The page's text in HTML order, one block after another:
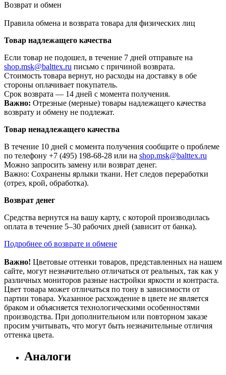
Возврат и обмен
Правила обмена и возврата товара для физических лиц
Товар надлежащего качества
Если товар не подошел, в течение 7 дней отправьте на
shop.msk@balttex.ru письмо с причиной возврата.
Стоимость товара вернут, но расходы на доставку в обе
стороны оплачивает покупатель.
Срок возврата — 14 дней с момента получения.
Важно: Отрезные (мерные) товары надлежащего качества
возврату и обмену не подлежат.
Товар ненадлежащего качества
В течение 10 дней с момента получения сообщите о проблеме
по телефону +7 (495) 198-68-28 или на shop.msk@balttex.ru
Можно запросить замену или возврат денег.
Важно: Сохранены ярлыки ткани. Нет следов переработки
(отрез, крой, обработка).
Возврат денег
Средства вернутся на вашу карту, с которой производилась
оплата в течение 5–30 рабочих дней (зависит от банка).
Подробнее об возврате и обмене
Важно! Цветовые оттенки товаров, представленных на нашем
сайте, могут незначительно отличаться от реальных, так как у
различных мониторов разные настройки яркости и контраста.
Цвет товара может отличаться по тону в зависимости от
партии товара. Указанное расхождение в цвете не является
браком и объясняется технологическими особенностями
производства. При дополнительном или повторном заказе
просим учитывать, что могут быть незначительные отличия
оттенка цвета.
Аналоги